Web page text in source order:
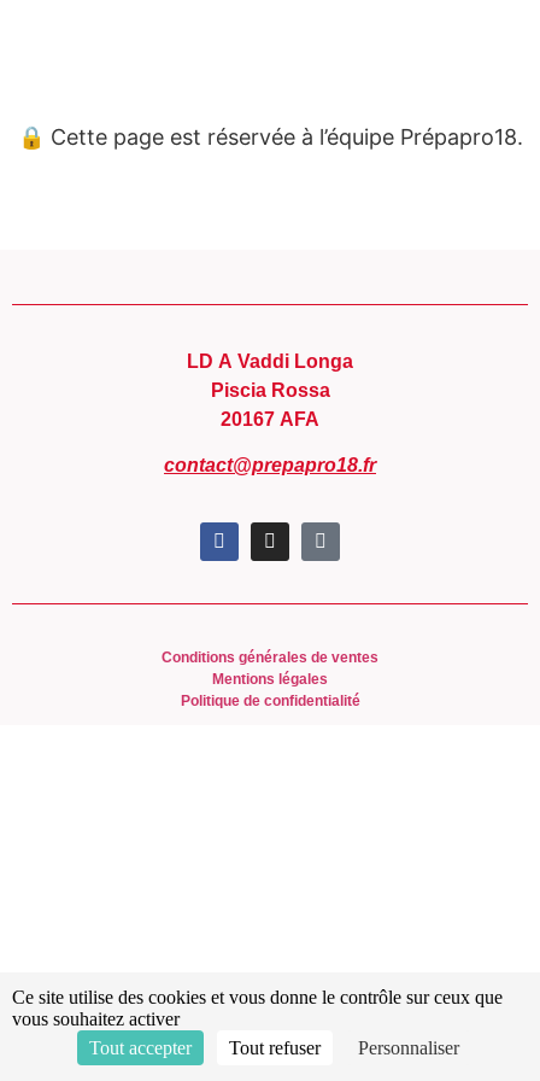
🔒 Cette page est réservée à l’équipe Prépapro18.
LD A Vaddi Longa
Piscia Rossa
20167 AFA
contact@prepapro18.fr
Conditions générales de ventes
Mentions légales
Politique de confidentialité
Ce site utilise des cookies et vous donne le contrôle sur ceux que
vous souhaitez activer
Tout accepter
Tout refuser Personnaliser